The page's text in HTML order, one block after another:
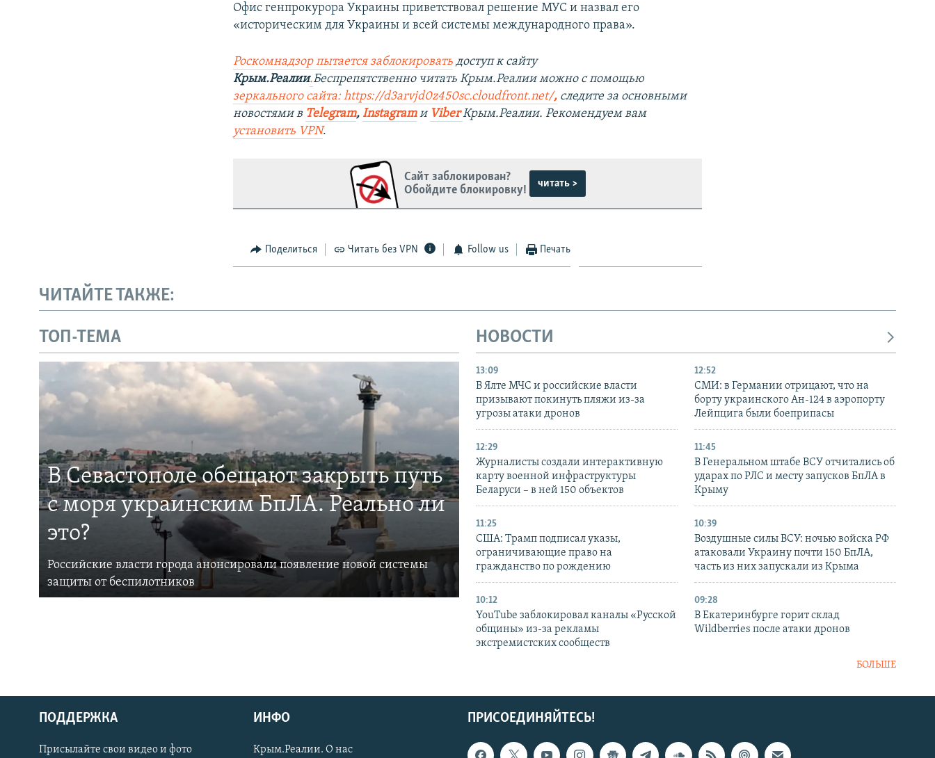
Українською
Офис генпрокурора Украины приветствовал решение МУС и назвал его
«историческим для Украины и всей системы международного права».
Роскомнадзор пытается заблокировать доступ к сайту
Крым.Реалии.Беспрепятственно читать Крым.Реалии можно с помощью
зеркального сайта: https://d3arvjd0z450sc.cloudfront.net/, следите за основными
новостями в Telegram,Instagramи ViberКрым.Реалии. Рекомендуем вам
установить VPN.
Сайт заблокирован?
Обойдите блокировку!
читать >
Поделиться Читать без VPN Follow us Печать
ЧИТАЙТЕ ТАКЖЕ:
ТОП-ТЕМА
В Севастополе обещают закрыть путь
с моря украинским БпЛА. Реально ли
это?
Российские власти города анонсировали появление новой системы
защиты от беспилотников
НОВОСТИ
13:09
В Ялте МЧС и российские власти
призывают покинуть пляжи из-за
угрозы атаки дронов
12:52
СМИ: в Германии отрицают, что на
борту украинского Ан-124 в аэропорту
Лейпцига были боеприпасы
12:29
Журналисты создали интерактивную
карту военной инфраструктуры
Беларуси – в ней 150 объектов
11:45
В Генеральном штабе ВСУ отчитались об
ударах по РЛС и месту запусков БпЛА в
Крыму
11:25
США: Трамп подписал указы,
ограничивающие право на
гражданство по рождению
10:39
Воздушные силы ВСУ: ночью войска РФ
атаковали Украину почти 150 БпЛА,
часть из них запускали из Крыма
10:12
YouTube заблокировал каналы «Русской
общины» из-за рекламы
экстремистских сообществ
09:28
В Екатеринбурге горит склад
Wildberries после атаки дронов
БОЛЬШЕ
ПРИСОЕДИНЯЙТЕСЬ!
ПОДДЕРЖКА
Присылайте свои видео и фото
ИНФО
Крым.Реалии. О нас